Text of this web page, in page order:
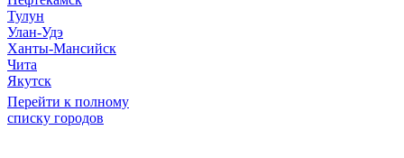
Тулун
Улан-Удэ
Ханты-Мансийск
Чита
Якутск
Перейти к полному
списку городов